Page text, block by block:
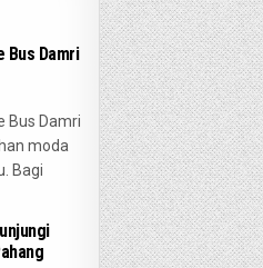
Bus Damri
Bus Damri
moda
Bagi